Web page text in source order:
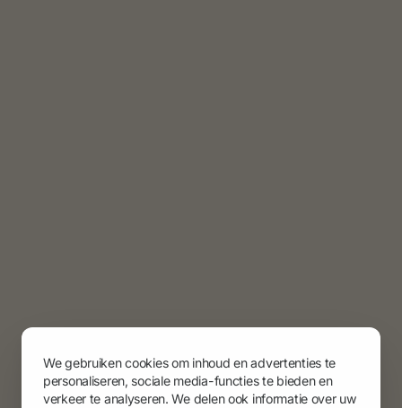
We gebruiken cookies om inhoud en advertenties te
personaliseren, sociale media-functies te bieden en
verkeer te analyseren. We delen ook informatie over uw